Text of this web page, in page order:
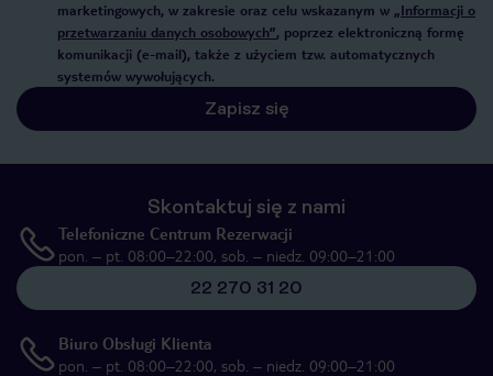
marketingowych, w zakresie oraz celu wskazanym w „Informacji o
przetwarzaniu danych osobowych”, poprzez elektroniczną formę
komunikacji (e-mail), także z użyciem tzw. automatycznych
systemów wywołujących.
Zapisz się
Skontaktuj się z nami
Telefoniczne Centrum Rezerwacji
pon. – pt. 08:00–22:00, sob. – niedz. 09:00–21:00
22 270 31 20
Biuro Obsługi Klienta
pon. – pt. 08:00–22:00, sob. – niedz. 09:00–21:00